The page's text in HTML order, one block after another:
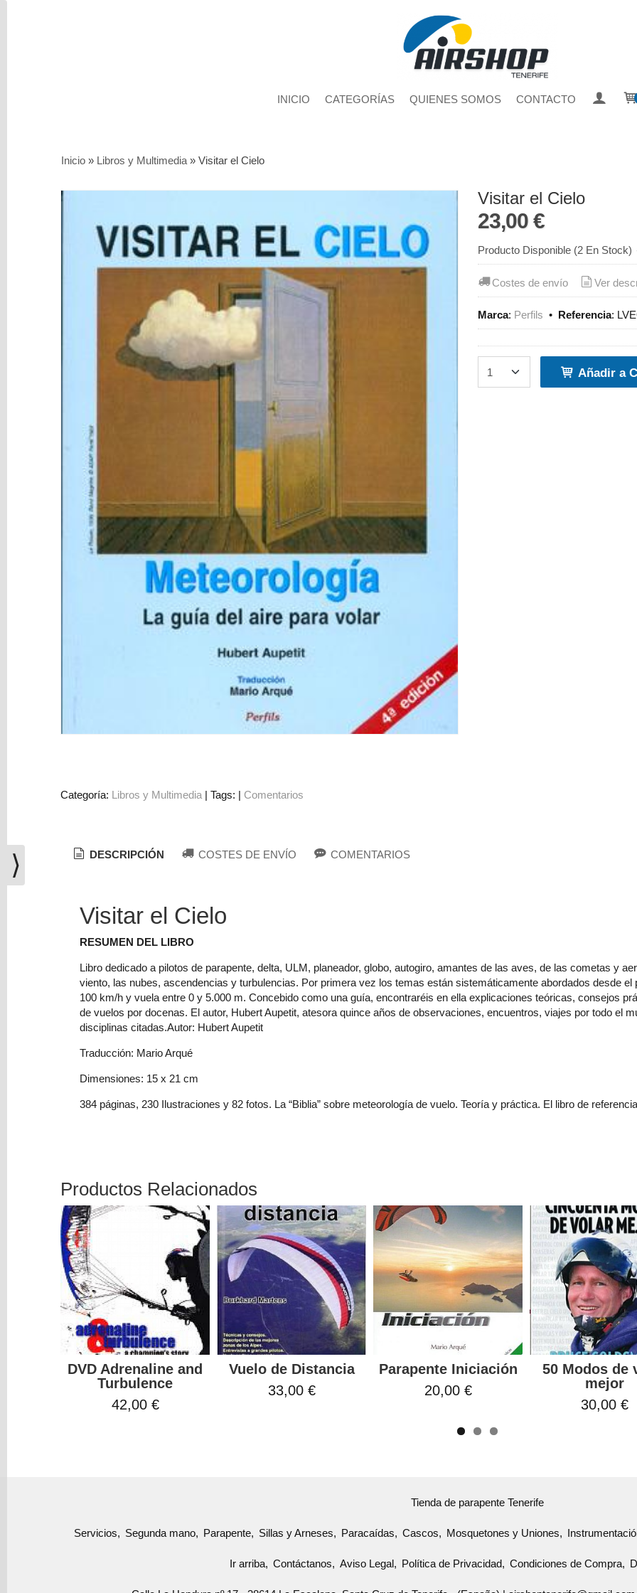
INICIO CATEGORÍAS QUIENES SOMOS CONTACTO
Segunda
Instrumentación
Accesorios
de
Consultar
compra
Inicio » Libros y Multimedia »Visitar el Cielo
Visitar el Cielo
23,00 €
Producto Disponible (2 En Stock)
Costes de envío Ver
Marca: Perfils • Referencia:
Añadir a
Categoría: Libros y Multimedia |Tags: | Comentarios
DESCRIPCIÓN COSTES DE ENVÍO COMENTARIOS
Visitar el Cielo
RESUMEN DEL LIBRO
Libro dedicado a pilotos de parapente, delta, ULM, planeador, globo, autogiro, amantes de las aves, de las cometas y
viento, las nubes, ascendencias y turbulencias. Por primera vez los temas están sistemáticamente abordados desde
100 km/h y vuela entre 0 y 5.000 m. Concebido como una guía, encontraréis en ella explicaciones teóricas, consejos
de vuelos por docenas. El autor, Hubert Aupetit, atesora quince años de observaciones, encuentros, viajes por todo el
disciplinas citadas.Autor: Hubert Aupetit
Traducción: Mario Arqué
Dimensiones: 15 x 21 cm
384 páginas, 230 Ilustraciones y 82 fotos. La “Biblia” sobre meteorología de vuelo. Teoría y práctica. El libro de
Productos Relacionados
DVD Adrenaline and
Turbulence
42,00 €
Vuelo de Distancia
33,00 €
Parapente Iniciación
20,00 €
50 Modos de
mejor
30,00 €
Tienda de parapente Tenerife
Servicios Segunda mano Parapente Sillas y Arneses Paracaídas Cascos Mosquetones y Uniones
Ir arriba Contáctanos Aviso Legal Política de Privacidad Condiciones de Compra
⟩